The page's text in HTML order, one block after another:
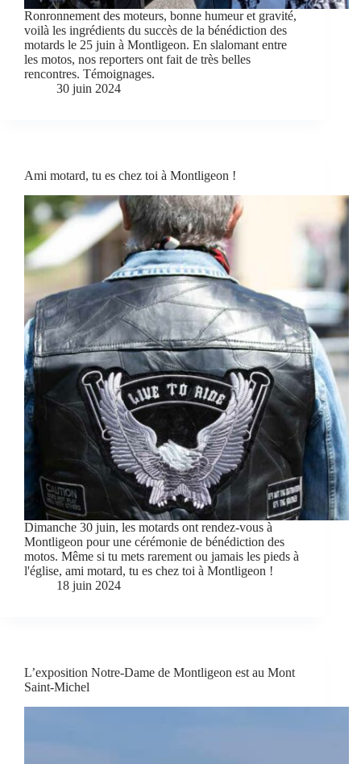
Ronronnement des moteurs, bonne humeur et gravité,
voilà les ingrédients du succès de la bénédiction des
motards le 25 juin à Montligeon. En slalomant entre
les motos, nos reporters ont fait de très belles
rencontres. Témoignages.
30 juin 2024
Ami motard, tu es chez toi à Montligeon !
Dimanche 30 juin, les motards ont rendez-vous à
Montligeon pour une cérémonie de bénédiction des
motos. Même si tu mets rarement ou jamais les pieds à
l'église, ami motard, tu es chez toi à Montligeon !
18 juin 2024
L’exposition Notre-Dame de Montligeon est au Mont
Saint-Michel